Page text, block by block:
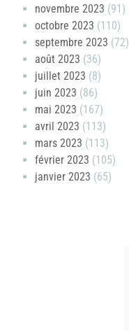
novembre 2023 (91)
octobre 2023 (110)
septembre 2023 (72)
août 2023 (36)
juillet 2023 (8)
juin 2023 (86)
mai 2023 (167)
avril 2023 (113)
mars 2023 (113)
février 2023 (105)
janvier 2023 (65)